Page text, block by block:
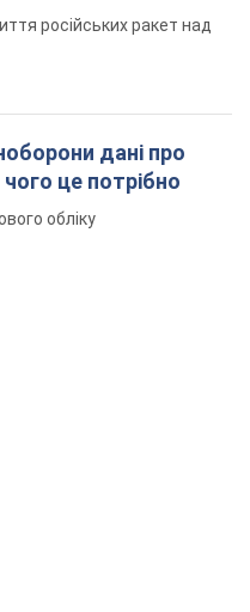
російських ракет над
дані про
чого це потрібно
обліку